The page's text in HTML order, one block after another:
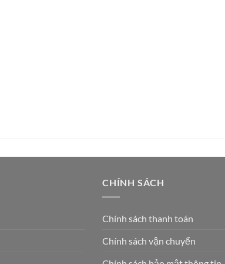
CHÍNH SÁCH
Chính sách thanh toán
Chính sách vận chuyển